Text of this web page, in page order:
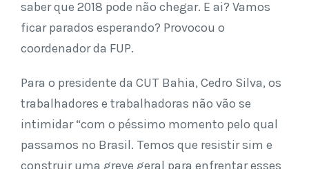
saber que 2018 pode não chegar. E ai? Vamos
ficar parados esperando? Provocou o
coordenador da FUP.
Para o presidente da CUT Bahia, Cedro Silva, os
trabalhadores e trabalhadoras não vão se
intimidar “com o péssimo momento pelo qual
passamos no Brasil. Temos que resistir sim e
construir uma greve geral para enfrentar esses